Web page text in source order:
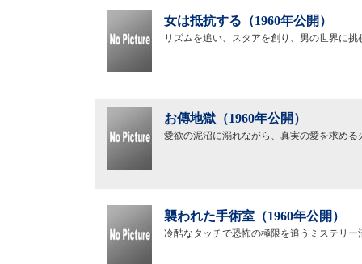
女は抵抗する（1960年公開）
リズムを追い、スタアを創り、男の世界に
お傳地獄（1960年公開）
愛欲の泥沼に溺れながら、真実の愛を求める
襲われた手術室（1960年公開）
冷酷なタッチで恐怖の極限を追うミステリー